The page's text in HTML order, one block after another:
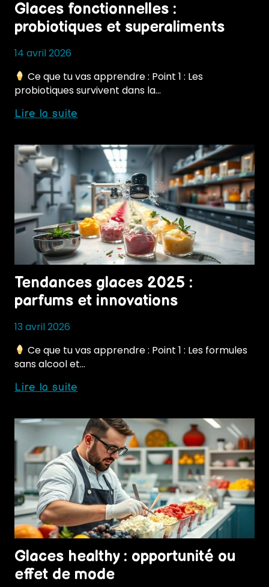
Glaces fonctionnelles :
probiotiques et superaliments
14 avril 2026
Ce que tu vas apprendre : Point 1 : Les
probiotiques survivent dans la…
Lire la suite
probiotiques
superaliments
Tendances glaces 2025 :
parfums et innovations
13 avril 2026
Ce que tu vas apprendre : Point 1 : Les formules
sans alcool et…
Lire la suite
:
parfums
et
innovations
Glaces healthy : opportunité ou
effet de mode